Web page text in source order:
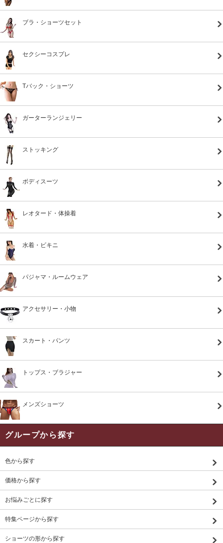
ブラ・ショーツセット
セクシーコスプレ
Tバック・ショーツ
ガーターランジェリー
ストッキング
ボディスーツ
レオタード・体操着
水着・ビキニ
パジャマ・ルームウェア
アクセサリー・小物
スカート・パンツ
トップス・ブラジャー
メンズショーツ
グループから探す
色から探す
価格から探す
お悩みごとに探す
特集ページから探す
ショーツの形から探す